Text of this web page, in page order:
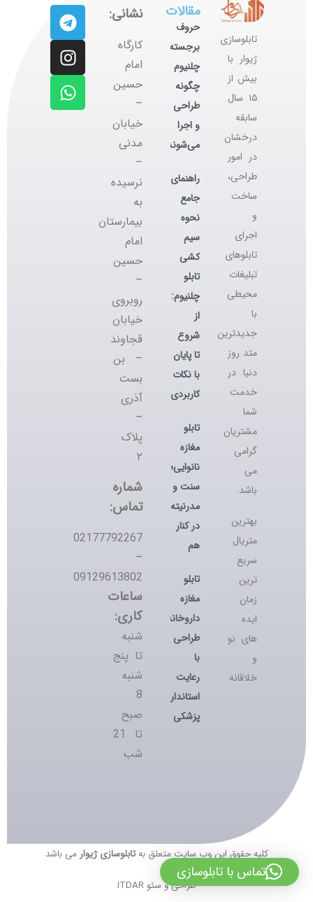
تابلوسازی
ژیوار با
بیش از
۱۵ سال
سابقه
درخشان
در امور
طراحی،
ساخت
و
اجرای
تابلوهای
تبلیغات
محیطی
با
جدیدترین
متد روز
دنیا در
خدمت
شما
مشتریان
گرامی
می
باشد.
بهترین
متریال
سریع
ترین
زمان
ایده
های نو
و
خلاقانه
مقالات
حروف
برجسته
چلنیوم
چگونه
طراحی
و اجرا
می‌شوند؟
راهنمای
جامع
نحوه
سیم
کشی
تابلو
چلنیوم:
از
شروع
تا پایان
با نکات
کاربردی
تابلو
مغازه
نانوایی؛
سنت و
مدرنیته
در کنار
هم
تابلو
مغازه
داروخانه؛
طراحی
با
رعایت
استانداردهای
پزشکی
نشانی:
کارگاه
‌امام
حسین
–
خیابان
مدنی
–
نرسیده
به
بیمارستان
امام
حسین
–
روبروی
خیابان
قجاوند
– بن
بست
آذری
–
پلاک
۲
شماره
تماس:
02177792267
–
09129613802
ساعات
کاری:
شنبه
تا پنج
شنبه
8
صبح
تا 21
شب
کلیه حقوق این وب سایت متعلق بهتابلوسازی ژیوار می باشد
طراحی و سئو ITDAR
تماس با تابلوسازی